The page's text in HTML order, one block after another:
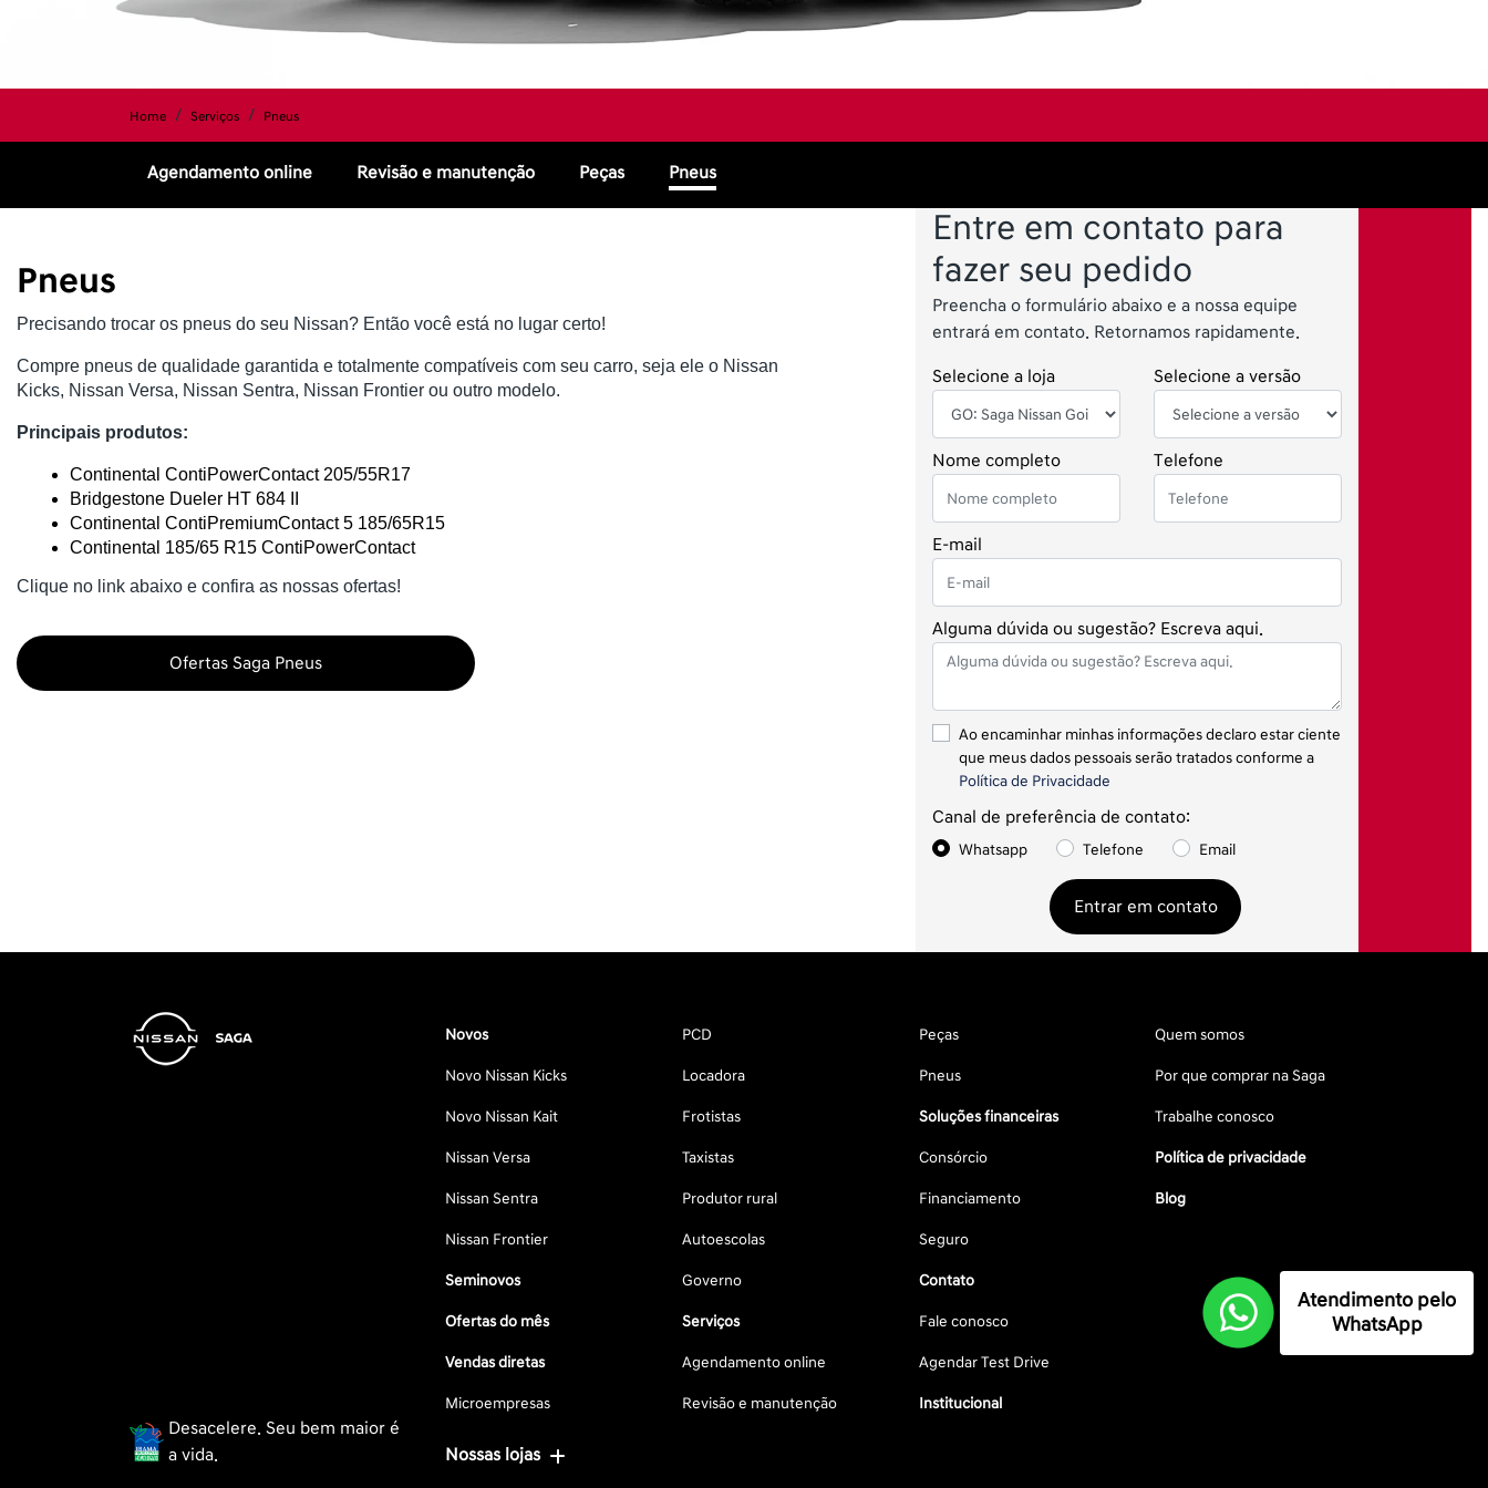
Home Serviços Pneus
Agendamento online Revisão e manutenção Peças Pneus
Pneus
Precisando trocar os pneus do seu Nissan? Então você está no lugar certo!
Compre pneus de qualidade garantida e totalmente compatíveis com seu carro, seja ele o Nissan
Kicks, Nissan Versa, Nissan Sentra, Nissan Frontier ou outro modelo.
Principais produtos:
Continental ContiPowerContact 205/55R17
Bridgestone Dueler HT 684 II
Continental ContiPremiumContact 5 185/65R15
Continental 185/65 R15 ContiPowerContact
Clique no link abaixo e confira as nossas ofertas!
Ofertas Saga Pneus
Entre em contato para
fazer seu pedido
Preencha o formulário abaixo e a nossa equipe
entrará em contato. Retornamos rapidamente.
Selecione a loja
Selecione a versão
Nome completo Telefone
E-mail
Alguma dúvida ou sugestão? Escreva aqui.
Ao encaminhar minhas informações declaro estar ciente
que meus dados pessoais serão tratados conforme a
Política de Privacidade
Canal de preferência de contato:
Whatsapp Telefone Email
Entrar em contato
Desacelere. Seu bem maior é
a vida.
Novos
Novo Nissan Kicks
Novo Nissan Kait
Nissan Versa
Nissan Sentra
Nissan Frontier
Seminovos
Ofertas do mês
Vendas diretas
Microempresas
PCD
Locadora
Frotistas
Taxistas
Produtor rural
Autoescolas
Governo
Serviços
Agendamento online
Revisão e manutenção
Peças
Pneus
Soluções financeiras
Consórcio
Financiamento
Seguro
Contato
Fale conosco
Agendar Test Drive
Institucional
Quem somos
Por que comprar na Saga
Trabalhe conosco
Política de privacidade
Blog
Nossas lojas
Atendimento pelo
WhatsApp